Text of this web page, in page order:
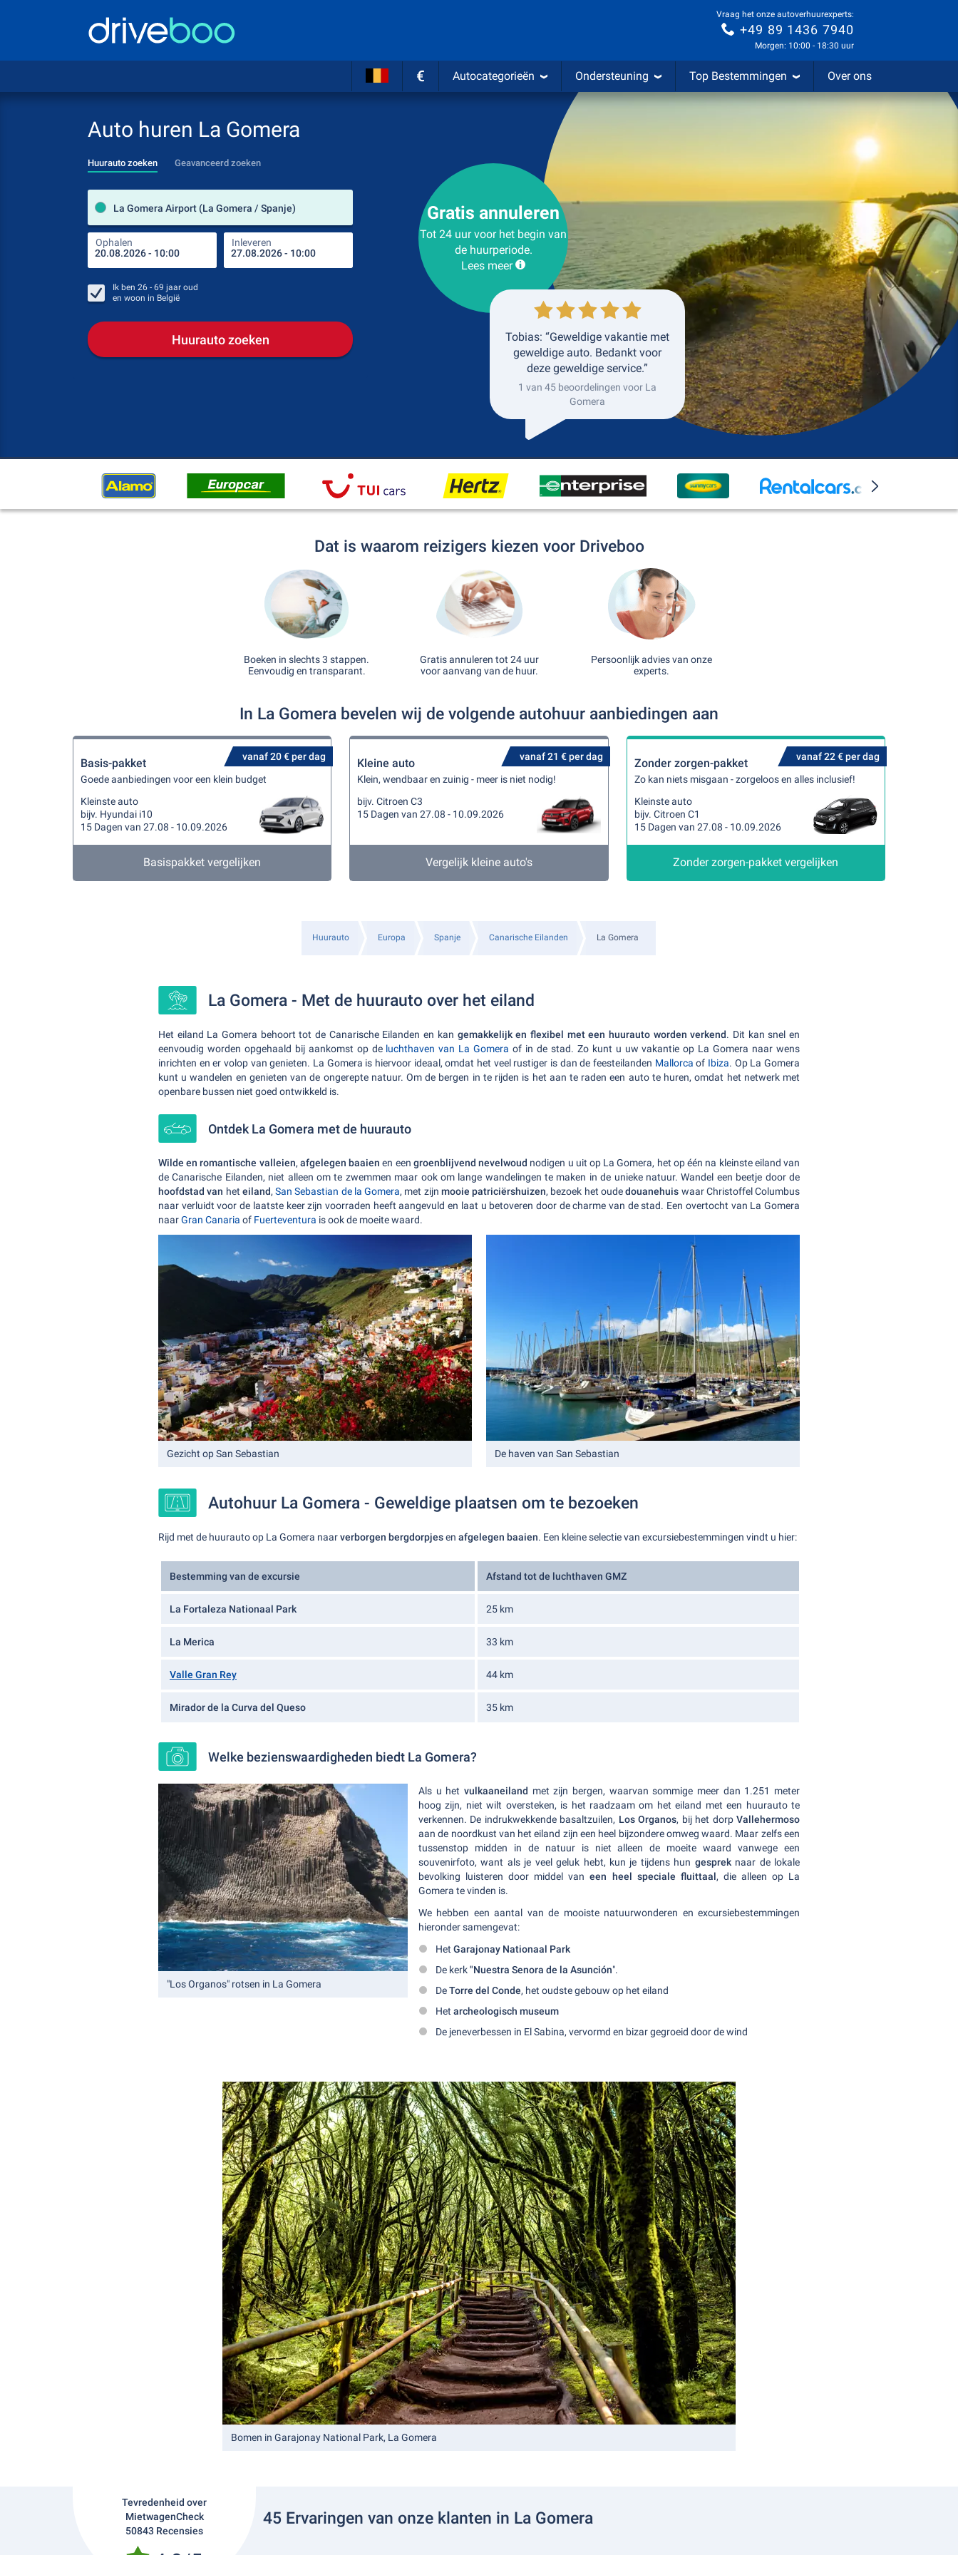
Vraag het onze autoverhuurexperts:
+49 89 1436 7940
Morgen: 10:00 - 18:30 uur
€ Autocategorieën Ondersteuning Top Bestemmingen Over ons
Auto huren La Gomera
Huurauto zoeken Geavanceerd zoeken
La Gomera Airport (La Gomera / Spanje)
Ophalen Inleveren Plaats voor teruggave
Ik ben 26 - 69 jaar oud
en woon in België
Huurauto zoeken
Gratis annuleren
Tot 24 uur voor het begin van
de huurperiode.
Lees meer
Tobias: “Geweldige vakantie met
geweldige auto. Bedankt voor
deze geweldige service.”
1 van 45 beoordelingen voor La
Gomera
Dat is waarom reizigers kiezen voor Driveboo
Boeken in slechts 3 stappen.
Eenvoudig en transparant.
Gratis annuleren tot 24 uur
voor aanvang van de huur.
Persoonlijk advies van onze
experts.
In La Gomera bevelen wij de volgende autohuur aanbiedingen aan
vanaf 20 € per dag
Basis-pakket
Goede aanbiedingen voor een klein budget
Kleinste auto
bijv. Hyundai i10
15 Dagen van 27.08 - 10.09.2026
Basispakket vergelijken
vanaf 21 € per dag
Kleine auto
Klein, wendbaar en zuinig - meer is niet nodig!
bijv. Citroen C3
15 Dagen van 27.08 - 10.09.2026
Vergelijk kleine auto's
vanaf 22 € per dag
Zonder zorgen-pakket
Zo kan niets misgaan - zorgeloos en alles inclusief!
Kleinste auto
bijv. Citroen C1
15 Dagen van 27.08 - 10.09.2026
Zonder zorgen-pakket vergelijken
Huurauto Europa Spanje Canarische Eilanden La Gomera
La Gomera - Met de huurauto over het eiland
Het eiland La Gomera behoort tot de Canarische Eilanden en kan gemakkelijk en flexibel met een huurauto worden verkend. Dit kan snel en
eenvoudig worden opgehaald bij aankomst op de luchthaven van La Gomera of in de stad. Zo kunt u uw vakantie op La Gomera naar wens
inrichten en er volop van genieten. La Gomera is hiervoor ideaal, omdat het veel rustiger is dan de feesteilanden Mallorca of Ibiza. Op La Gomera
kunt u wandelen en genieten van de ongerepte natuur. Om de bergen in te rijden is het aan te raden een auto te huren, omdat het netwerk met
openbare bussen niet goed ontwikkeld is.
Ontdek La Gomera met de huurauto
Wilde en romantische valleien, afgelegen baaien en een groenblijvend nevelwoud nodigen u uit op La Gomera, het op één na kleinste eiland van
de Canarische Eilanden, niet alleen om te zwemmen maar ook om lange wandelingen te maken in de unieke natuur. Wandel een beetje door de
hoofdstad van het eiland, San Sebastian de la Gomera, met zijn mooie patriciërshuizen, bezoek het oudedouanehuis waar Christoffel Columbus
naar verluidt voor de laatste keer zijn voorraden heeft aangevuld en laat u betoveren door de charme van de stad. Een overtocht van La Gomera
naarGran Canaria of Fuerteventura is ook de moeite waard.
Gezicht op San Sebastian De haven van San Sebastian
Autohuur La Gomera - Geweldige plaatsen om te bezoeken
Rijd met de huurauto op La Gomera naarverborgen bergdorpjesen afgelegen baaien. Een kleine selectie van excursiebestemmingen vindt u hier:
Bestemming van de excursie Afstand tot de luchthaven GMZ
La Fortaleza Nationaal Park 25 km
La Merica 33 km
Valle Gran Rey 44 km
Mirador de la Curva del Queso 35 km
Welke bezienswaardigheden biedt La Gomera?
"Los Organos" rotsen in La Gomera
Als u het vulkaaneiland met zijn bergen, waarvan sommige meer dan 1.251 meter
hoog zijn, niet wilt oversteken, is het raadzaam om het eiland met een huurauto te
verkennen. De indrukwekkende basaltzuilen, Los Organos, bij het dorpVallehermoso
aan de noordkust van het eiland zijn een heel bijzondere omweg waard. Maar zelfs een
tussenstop midden in de natuur is niet alleen de moeite waard vanwege een
souvenirfoto, want als je veel geluk hebt, kun je tijdens hun gespreknaar de lokale
bevolking luisteren door middel vaneen heel speciale fluittaal, die alleen op La
Gomera te vinden is.
We hebben een aantal van de mooiste natuurwonderen en excursiebestemmingen
hieronder samengevat:
Het Garajonay Nationaal Park
De kerk"Nuestra Senora de la Asunción".
DeTorre del Conde, het oudste gebouw op het eiland
Het archeologisch museum
De jeneverbessen in El Sabina, vervormd en bizar gegroeid door de wind
Bomen in Garajonay National Park, La Gomera
Tevredenheid over
MietwagenCheck
50843 Recensies
45 Ervaringen van onze klanten in La Gomera